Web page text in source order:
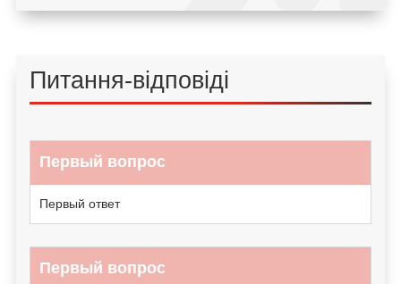
Питання-відповіді
Первый вопрос
Первый ответ
Первый вопрос